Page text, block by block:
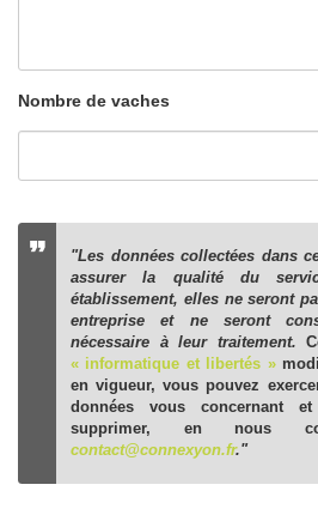
Nombre de vaches
"Les données collectées dans
assurer la qualité du
établissement, elles ne seront
entreprise et ne seront
nécessaire à leur traitement.
« informatique et libertés »
en vigueur, vous pouvez
données vous concernant
supprimer, en nous
contact@connexyon.fr."